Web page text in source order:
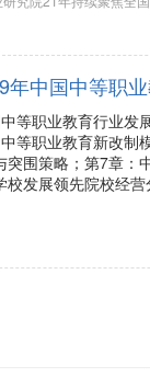
年中国中等职
等职业教育行业发
等职业教育新改
突围策略；第7章：
校发展领先院校经营